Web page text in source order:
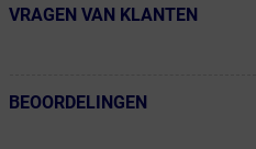
← Terug naar productnavigatie
VRAGEN VAN KLANTEN
← Terug naar productnavigatie
BEOORDELINGEN